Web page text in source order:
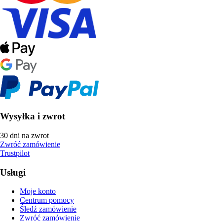
Wysyłka i zwrot
30 dni na zwrot
Zwróć zamówienie
Trustpilot
Usługi
Moje konto
Centrum pomocy
Śledź zamówienie
Zwróć zamówienie